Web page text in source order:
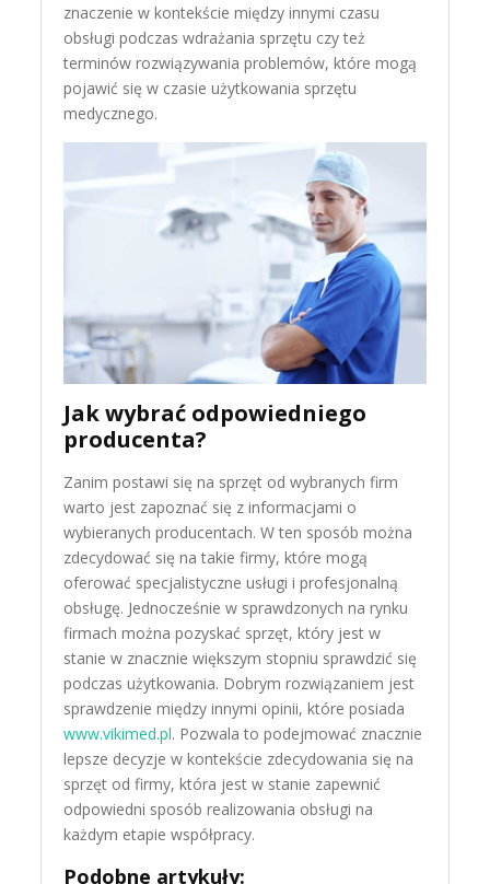
znaczenie w kontekście między innymi czasu
obsługi podczas wdrażania sprzętu czy też
terminów rozwiązywania problemów, które mogą
pojawić się w czasie użytkowania sprzętu
medycznego.
Jak wybrać odpowiedniego
producenta?
Zanim postawi się na sprzęt od wybranych firm
warto jest zapoznać się z informacjami o
wybieranych producentach. W ten sposób można
zdecydować się na takie firmy, które mogą
oferować specjalistyczne usługi i profesjonalną
obsługę. Jednocześnie w sprawdzonych na rynku
firmach można pozyskać sprzęt, który jest w
stanie w znacznie większym stopniu sprawdzić się
podczas użytkowania. Dobrym rozwiązaniem jest
sprawdzenie między innymi opinii, które posiada
www.vikimed.pl. Pozwala to podejmować znacznie
lepsze decyzje w kontekście zdecydowania się na
sprzęt od firmy, która jest w stanie zapewnić
odpowiedni sposób realizowania obsługi na
każdym etapie współpracy.
Podobne artykuły: